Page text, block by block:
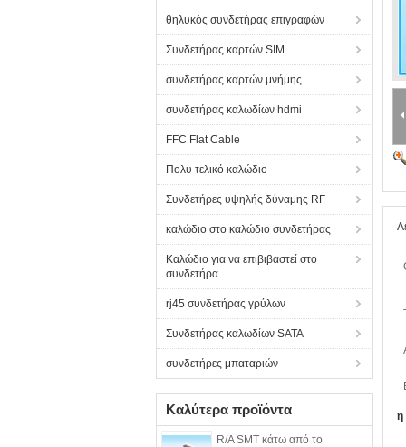
θηλυκός συνδετήρας επιγραφών
Συνδετήρας καρτών SIM
συνδετήρας καρτών μνήμης
συνδετήρας καλωδίων hdmi
FFC Flat Cable
Πολυ τελικό καλώδιο
Συνδετήρες υψηλής δύναμης RF
καλώδιο στο καλώδιο συνδετήρας
Καλώδιο για να επιβιβαστεί στο
συνδετήρα
rj45 συνδετήρας γρύλων
Συνδετήρας καλωδίων SATA
συνδετήρες μπαταριών
Καλύτερα προϊόντα
R/A SMT κάτω από το
η